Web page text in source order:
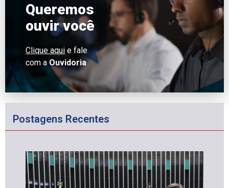
Queremos
ouvir você
Clique aqui e fale
com a Ouvidoria
Postagens Recentes